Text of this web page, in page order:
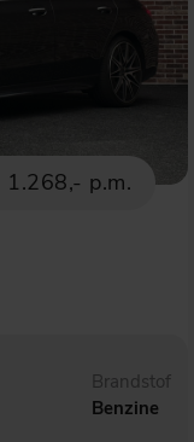
1.268,- p.m.
Brandstof
Benzine